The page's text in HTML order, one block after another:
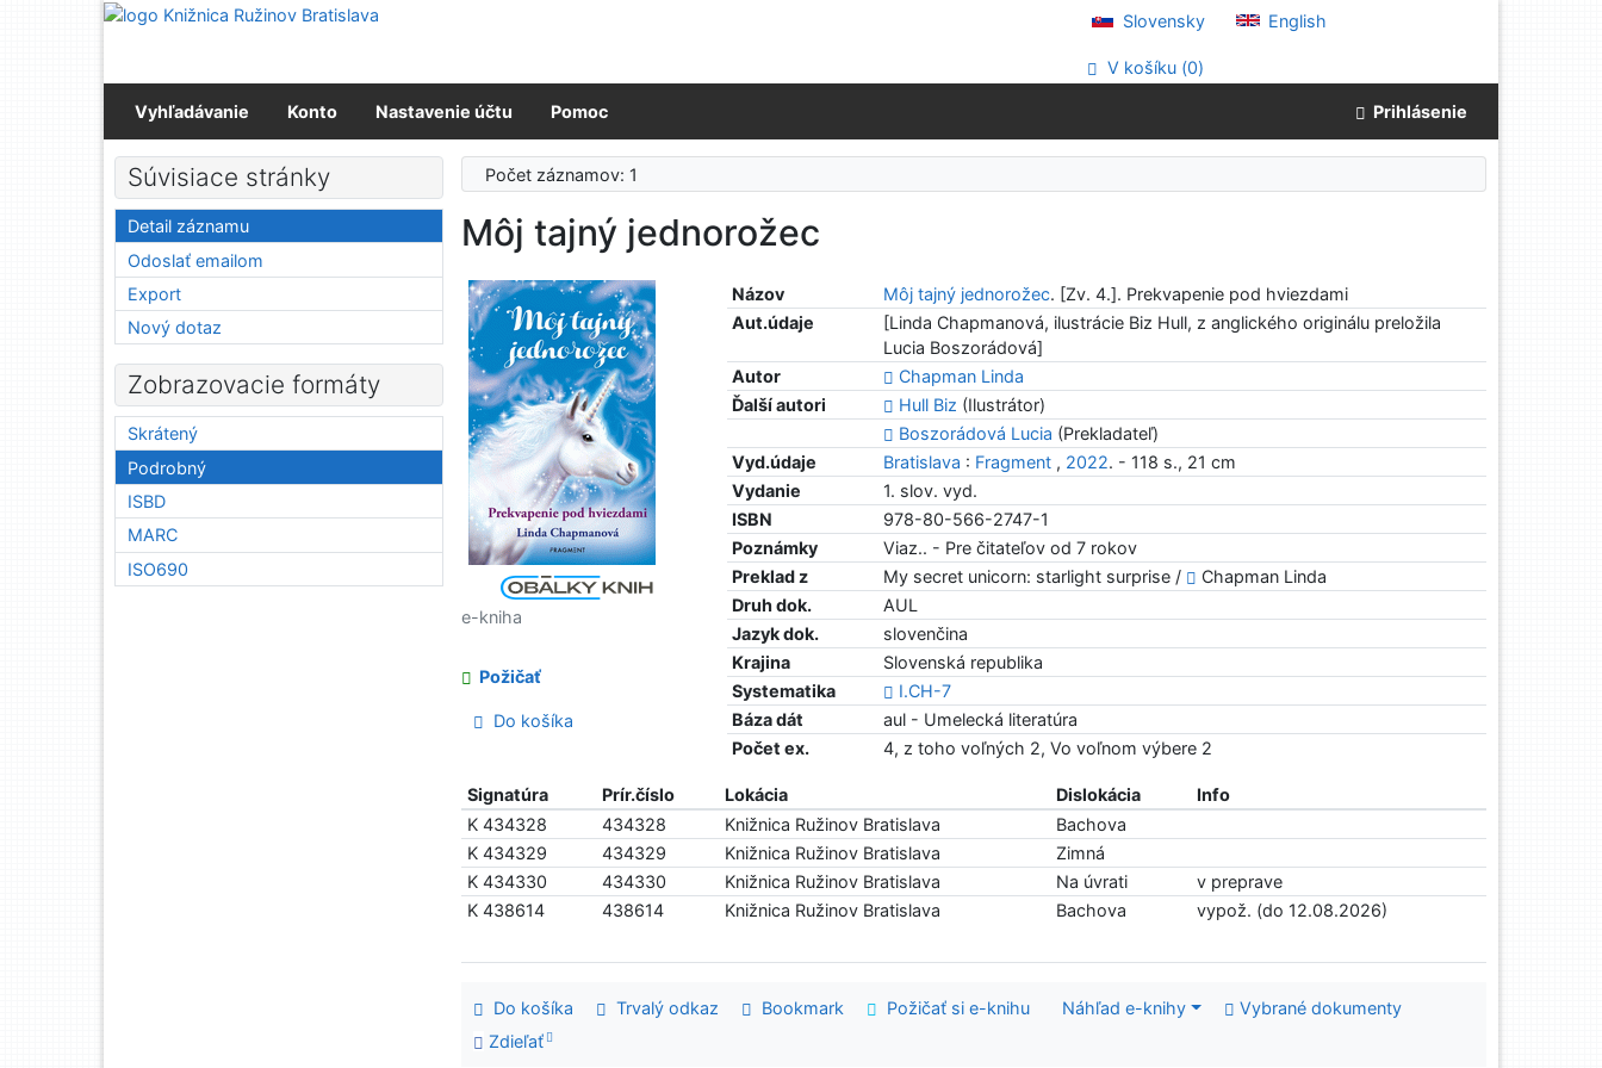
Prejsť na obsah
Slovensky English
V košíku (0)
Vyhľadávanie Konto Nastavenie účtu Pomoc Prihlásenie
Počet záznamov: 1
Môj tajný jednorožec
Názov Môj tajný jednorožec. [Zv. 4.]. Prekvapenie pod hviezdami
Aut.údaje
[Linda Chapmanová, ilustrácie Biz Hull, z anglického originálu preložila
Lucia Boszorádová]
Autor
Chapman Linda
Ďalší autori
Hull Biz (Ilustrátor)
Boszorádová Lucia (Prekladateľ)
Vyd.údaje
Bratislava : Fragment , 2022. - 118 s., 21 cm
Vydanie
1. slov. vyd.
ISBN
978-80-566-2747-1
Poznámky
Viaz.. - Pre čitateľov od 7 rokov
Preklad z
My secret unicorn: starlight surprise /
Chapman Linda
Druh dok.
AUL
Jazyk dok.
slovenčina
Krajina
Slovenská republika
Systematika
I.CH-7
Báza dát
aul - Umelecká literatúra
Počet ex.
4, z toho voľných 2, Vo voľnom výbere 2
e-kniha
Požičať
Do košíka
Signatúra Prír.číslo Lokácia Dislokácia
Info
K 434328
434328 Knižnica Ružinov Bratislava
Bachova
K 434329
434329 Knižnica Ružinov Bratislava
Zimná
K 434330
434330 Knižnica Ružinov Bratislava Na úvrati
v preprave
K 438614
438614 Knižnica Ružinov Bratislava Bachova vypož. (do 12.08.2026)
Do košíka Trvalý odkaz Bookmark Požičať si e-knihu Náhľad e-knihy
Vybrané dokumenty
Zdieľať
Súvisiace stránky
Detail záznamu
Odoslať emailom
Export
Nový dotaz
Zobrazovacie formáty
Skrátený
Podrobný
ISBD
MARC
ISO690